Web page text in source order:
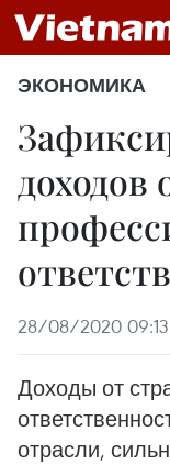
ЭКОНОМИКА
доходов
28/08/2020 09:13
Доходы от
отрасли,